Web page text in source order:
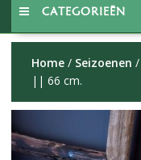
CATEGORIEËN
Home/ Seizoenen /
|| 66 cm.